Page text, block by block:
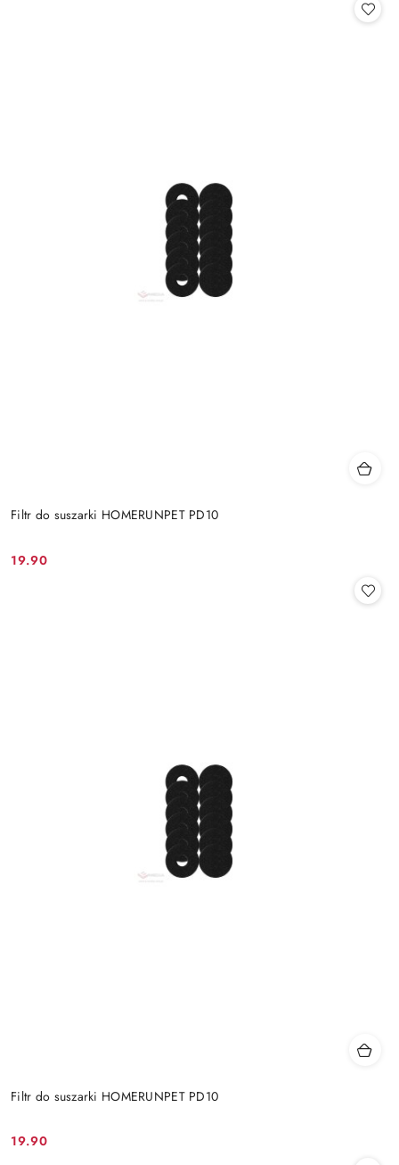
Filtr do suszarki HOMERUNPET PD10
Cena:
19.90
Filtr do suszarki HOMERUNPET PD10
Cena:
19.90